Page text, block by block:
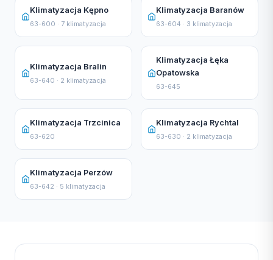
Klimatyzacja Kępno
63-600 · 7 klimatyzacja
Klimatyzacja Baranów
63-604 · 3 klimatyzacja
Klimatyzacja Bralin
63-640 · 2 klimatyzacja
Klimatyzacja Łęka
Opatowska
63-645
Klimatyzacja Trzcinica
63-620
Klimatyzacja Rychtal
63-630 · 2 klimatyzacja
Klimatyzacja Perzów
63-642 · 5 klimatyzacja